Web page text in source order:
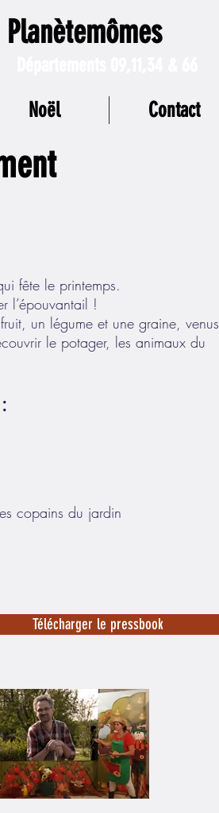
Planètemômes
Noël Contact
fête le printemps.
l’épouvantail !
un légume et une graine, venus
le potager, les animaux du
copains du jardin
Télécharger le pressbook